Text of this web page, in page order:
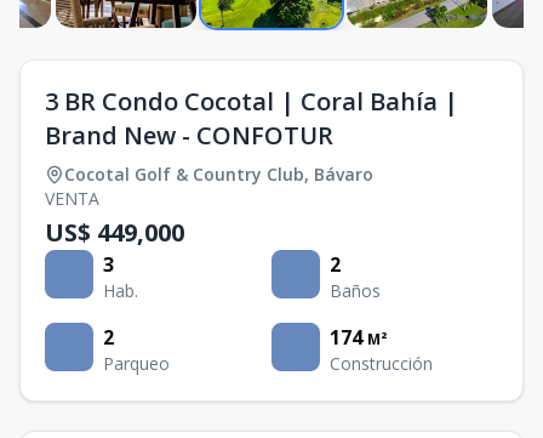
3 BR Condo Cocotal | Coral Bahía |
Brand New - CONFOTUR
Cocotal Golf & Country Club, Bávaro
VENTA
US$ 449,000
3
Hab.
2
Baños
2
Parqueo
174 M²
Construcción